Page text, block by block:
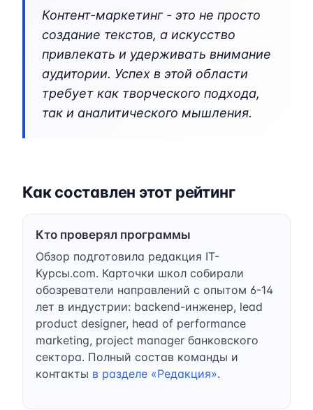
Контент-маркетинг - это не просто
создание текстов, а искусство
привлекать и удерживать внимание
аудитории. Успех в этой области
требует как творческого подхода,
так и аналитического мышления.
Как составлен этот рейтинг
Кто проверял программы
Обзор подготовила редакция IT-
Курсы.com. Карточки школ собирали
обозреватели направлений с опытом 6-14
лет в индустрии: backend-инженер, lead
product designer, head of performance
marketing, project manager банковского
сектора. Полный состав команды и
контакты в разделе «Редакция».